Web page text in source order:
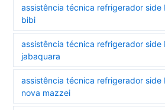
assistência técnica refrigerador side
bibi
assistência técnica refrigerador side
jabaquara
assistência técnica refrigerador side
nova mazzei